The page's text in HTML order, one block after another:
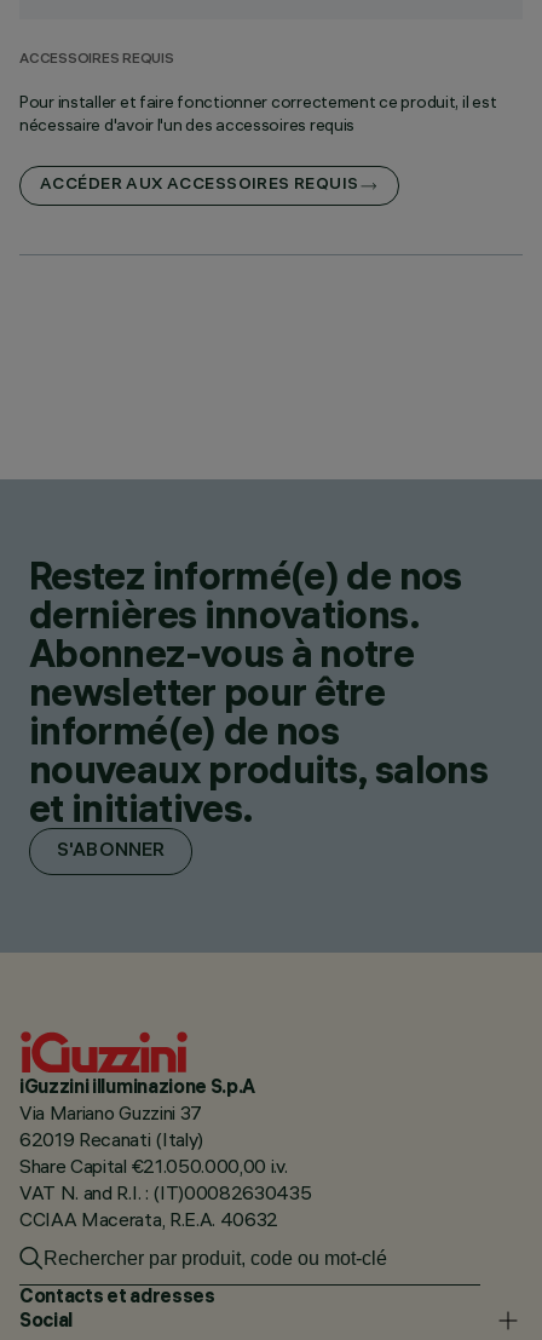
ACCESSOIRES REQUIS
Pour installer et faire fonctionner correctement ce produit, il est
nécessaire d'avoir l'un des accessoires requis
ACCÉDER AUX ACCESSOIRES REQUIS
Restez informé(e) de nos
dernières innovations.
Abonnez-vous à notre
newsletter pour être
informé(e) de nos
nouveaux produits, salons
et initiatives.
S'ABONNER
iGuzzini illuminazione S.p.A
Via Mariano Guzzini 37
62019 Recanati (Italy)
Share Capital €21.050.000,00 i.v.
VAT N. and R.I. : (IT)00082630435
CCIAA Macerata, R.E.A. 40632
Contacts et adresses
Social